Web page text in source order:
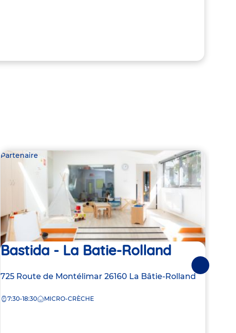
Partenaire
Bastida - La Batie-Rolland
Adresse
la
725 Route de Montélimar 26160 La Bâtie-Rolland
7:30-18:30 MICRO-CRÈCHE
Suivantes